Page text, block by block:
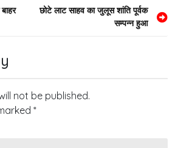
छोटे लाट साहव का जुलूस शांति पूर्वक
सम्पन्न हुआ
not be published.
*